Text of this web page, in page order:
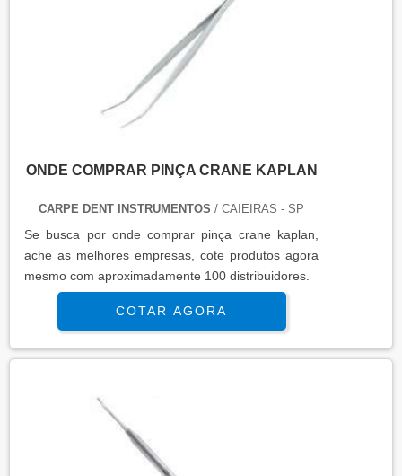
ONDE COMPRAR PINÇA CRANE KAPLAN
CARPE DENT INSTRUMENTOS / CAIEIRAS - SP
Se busca por onde comprar pinça crane kaplan,
ache as melhores empresas, cote produtos agora
mesmo com aproximadamente 100 distribuidores.
COTAR AGORA